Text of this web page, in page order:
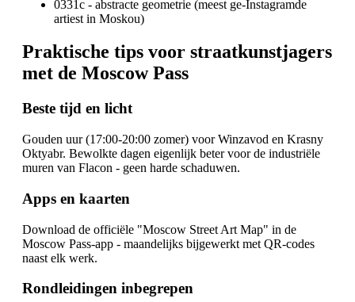
0331c - abstracte geometrie (meest ge-Instagramde
artiest in Moskou)
Praktische tips voor straatkunstjagers
met de Moscow Pass
Beste tijd en licht
Gouden uur (17:00-20:00 zomer) voor Winzavod en Krasny
Oktyabr. Bewolkte dagen eigenlijk beter voor de industriële
muren van Flacon - geen harde schaduwen.
Apps en kaarten
Download de officiële "Moscow Street Art Map" in de
Moscow Pass-app - maandelijks bijgewerkt met QR-codes
naast elk werk.
Rondleidingen inbegrepen